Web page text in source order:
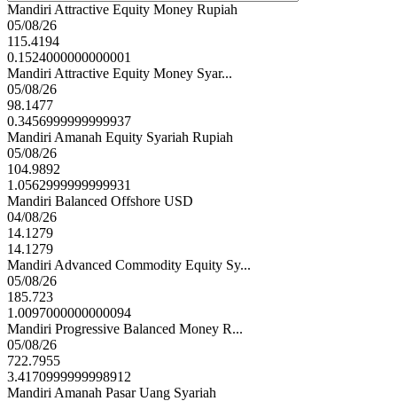
Mandiri Attractive Equity Money Rupiah
05/08/26
115.4194
0.1524000000000001
Mandiri Attractive Equity Money Syar...
05/08/26
98.1477
0.3456999999999937
Mandiri Amanah Equity Syariah Rupiah
05/08/26
104.9892
1.0562999999999931
Mandiri Balanced Offshore USD
04/08/26
14.1279
14.1279
Mandiri Advanced Commodity Equity Sy...
05/08/26
185.723
1.0097000000000094
Mandiri Progressive Balanced Money R...
05/08/26
722.7955
3.4170999999998912
Mandiri Amanah Pasar Uang Syariah